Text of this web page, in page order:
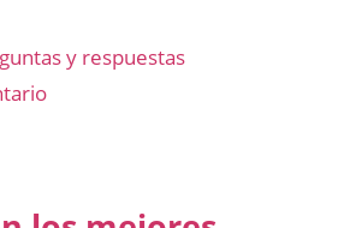
y respuestas